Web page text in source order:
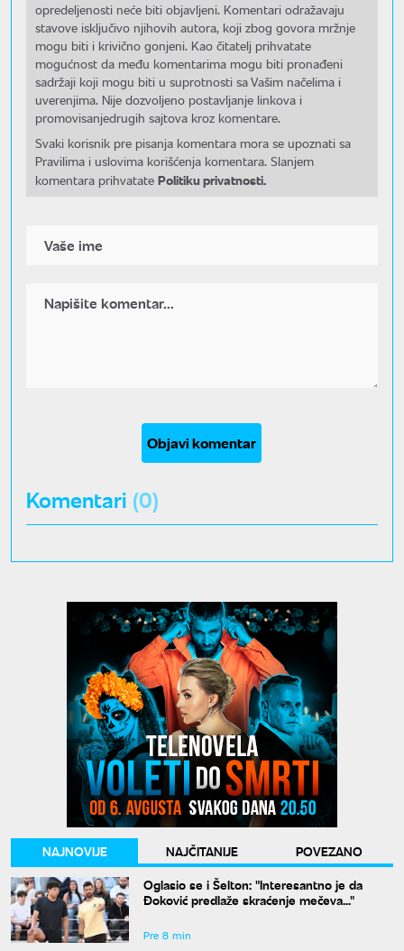
opredeljenosti neće biti objavljeni. Komentari odražavaju
stavove isključivo njihovih autora, koji zbog govora mržnje
mogu biti i krivično gonjeni. Kao čitatelj prihvatate
mogućnost da među komentarima mogu biti pronađeni
sadržaji koji mogu biti u suprotnosti sa Vašim načelima i
uverenjima. Nije dozvoljeno postavljanje linkova i
promovisanjedrugih sajtova kroz komentare.
Svaki korisnik pre pisanja komentara mora se upoznati sa
Pravilima i uslovima korišćenja komentara. Slanjem
komentara prihvatate Politiku privatnosti.
Objavi komentar
Komentari (0)
NAJNOVIJE NAJČITANIJE
POVEZANO
Oglasio se i Šelton: "Interesantno je da
Đoković predlaže skraćenje mečeva..."
Pre 8 min